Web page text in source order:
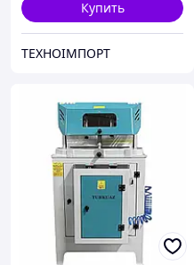
Купить
ТЕХНОІМПОРТ